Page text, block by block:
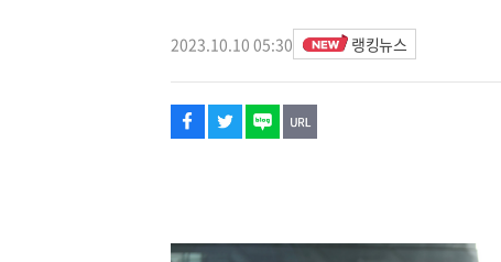
2023.10.10 05:30 랭킹뉴스